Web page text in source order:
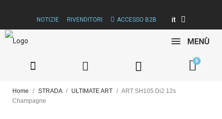
NOTIZIE RIVENDITORI ACCESSO B2B it
MENÙ
Home STRADA ULTIMATE ART
ART SH105 Di2 12s
Champagne